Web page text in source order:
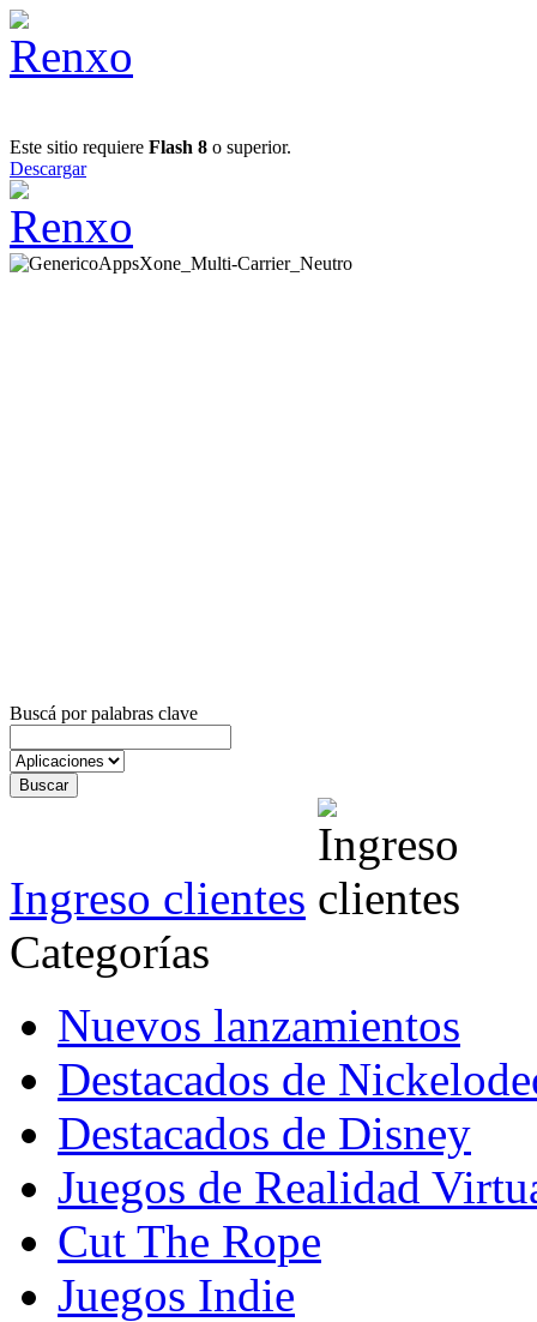
Este sitio requiere Flash 8 o superior.
Descargar
Buscá por palabras clave
Ingreso clientes
Categorías
Nuevos lanzamientos
Destacados de
Destacados de Disney
Juegos de Realidad
Cut The Rope
Juegos Indie